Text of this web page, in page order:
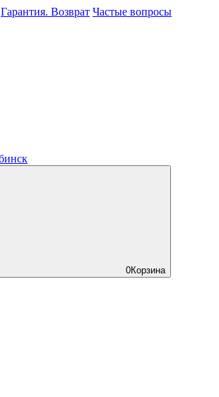
Гарантия. Возврат Частые вопросы
0Корзина